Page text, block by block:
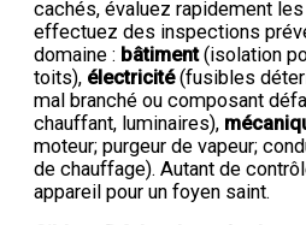
cachés, évaluez rapidement
effectuez des inspections
domaine : bâtiment(isolation
toits), électricité(fusibles
mal branché ou composant
chauffant, luminaires),
moteur; purgeur de vapeur;
de chauffage). Autant de
appareil pour un foyen saint.